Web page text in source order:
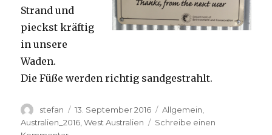
Strand und
pieckst kräftig
in unsere
Waden.
Die Füße werden richtig sandgestrahlt.
Autor
stefan
Veröffentlicht
am
13. September 2016 Kategorien
Allgemein
Australien_2016 ,West Australien
Schreibe einen